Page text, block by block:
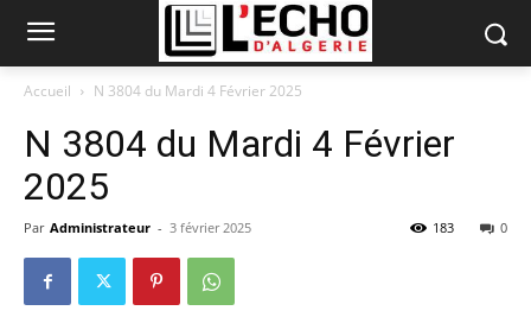
Accueil N 3804 du Mardi 4 Février 2025
N 3804 du Mardi 4 Février
2025
Par Administrateur - 3 février 2025 0
183